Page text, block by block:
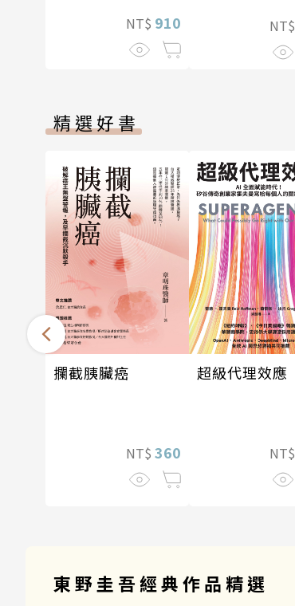
NT$ 910 NT$
精選好書
攔截胰臟癌
NT$ 360
超級代理效應
NT$
東野圭吾經典作品精選